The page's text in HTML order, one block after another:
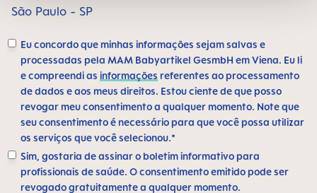
São Paulo - SP
Eu concordo que minhas informações sejam salvas e
processadas pela MAM Babyartikel GesmbH em Viena. Eu li
e compreendi as informações referentes ao processamento
de dados e aos meus direitos. Estou ciente de que posso
revogar meu consentimento a qualquer momento. Note que
seu consentimento é necessário para que você possa utilizar
os serviços que você selecionou.*
Sim, gostaria de assinar o boletim informativo para
profissionais de saúde. O consentimento emitido pode ser
revogado gratuitamente a qualquer momento.